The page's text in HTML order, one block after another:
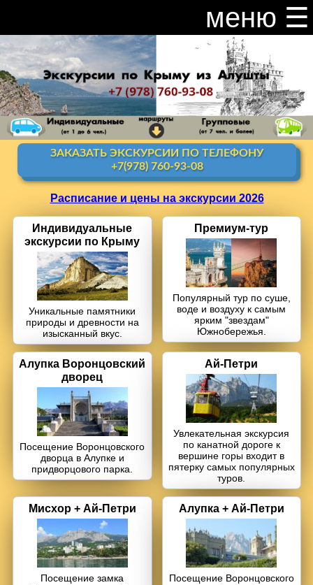
меню ☰
закрыть меню ×
Расписание и цены на экскурсии 2026
Индивидуальные экскурсии по Крыму
Видео канал Youtube
Ай-Петри
Мисхор+ Ай-Петри
Алупка + Ай-Петри
Алупка Воронцовскийдворец
Премиум-тур
Аквапарк "Банановая республика"
Аквапарк в Симеизе
"Акватория" - театр морских животных
Балаклава "Затерянный мир"
Бахчисарай + Чуфут-Кале
Большой каньон Крыма
Волшебный ЮБК +теплоход
Водопад Джур-Джур + храм Маяк
Долина привидений
ЗАКАЗАТЬ ЭКСКУРСИИ ПО ТЕЛЕФОНУ
+7(978) 760-93-08
Расписание и цены на экскурсии 2026
Индивиду­альные
экскурсии по Крыму
Уникальные памятники
природы и древности на
изысканный вкус.
Премиум-тур
Популярный тур по суше,
воде и воздуху к самым
ярким "звездам"
Южнобережья.
Алупка Воронцовский
дворец
Посещение Воронцовского
дворца в Алупке и
придворцового парка.
Ай-Петри
Увлекательная экскурсия
по канатной дороге к
вершине горы входит в
пятерку самых популярных
туров.
Мисхор + Ай-Петри
Посещение замка
Алупка + Ай-Петри
Посещение Воронцовского